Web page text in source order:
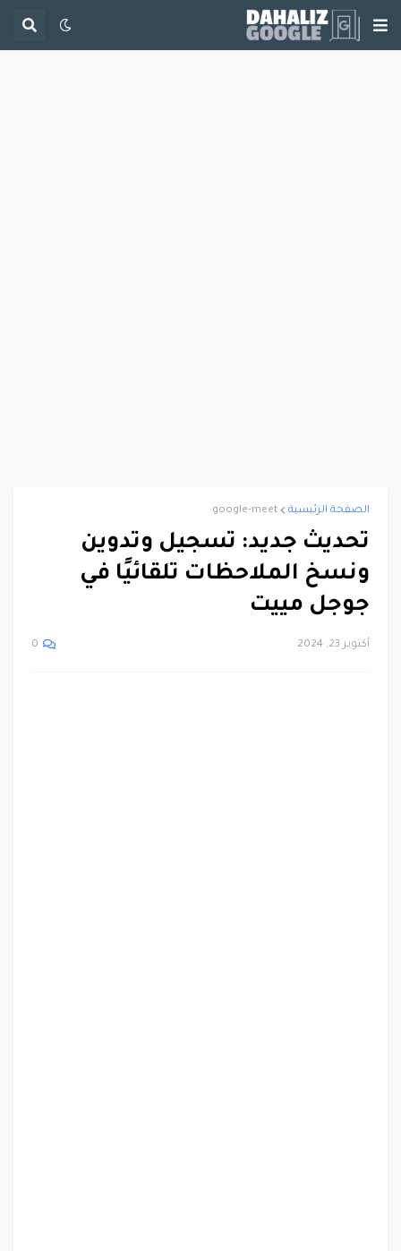
الصفحة الرئيسية google-meet
تحديث جديد: تسجيل وتدوين
ونسخ الملاحظات تلقائيًا في
جوجل مييت
أكتوبر 23, 2024 0